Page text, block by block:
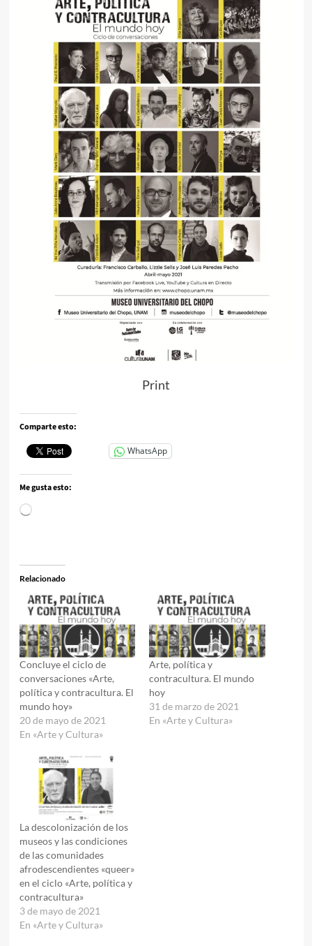
Print
Comparte esto:
WhatsApp
Me gusta esto:
Cargando...
Relacionado
Concluye el ciclo de
conversaciones «Arte,
política y contracultura. El
mundo hoy»
20 de mayo de 2021
En «Arte y Cultura»
Arte, política y
contracultura. El mundo
hoy
31 de marzo de 2021
En «Arte y Cultura»
La descolonización de los
museos y las condiciones
de las comunidades
afrodescendientes «queer»
en el ciclo «Arte, política y
contracultura»
3 de mayo de 2021
En «Arte y Cultura»